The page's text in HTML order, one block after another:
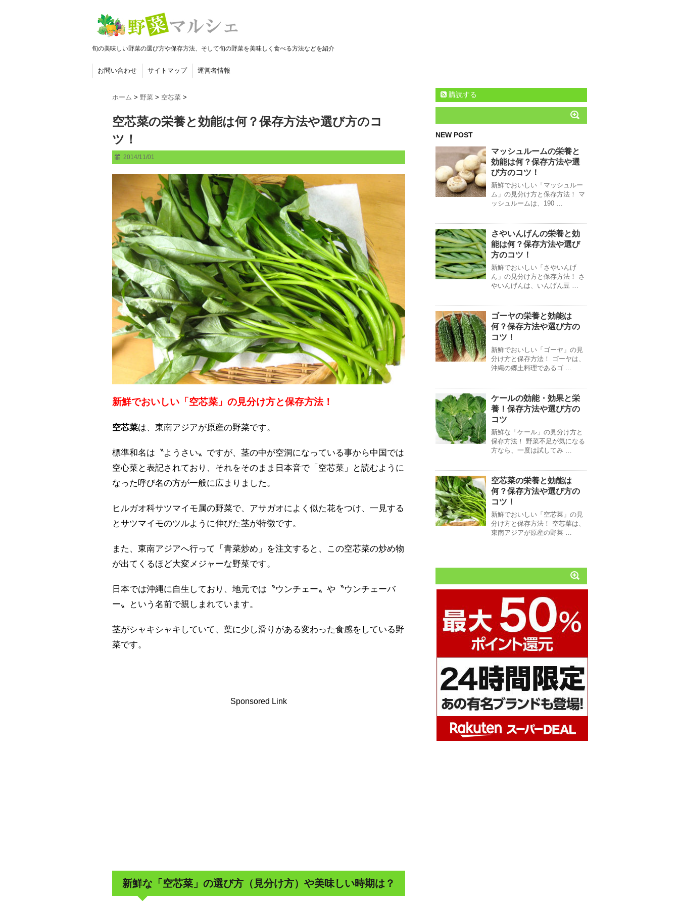
旬の美味しい野菜の選び方や保存方法、そして旬の野菜を美味しく食べる方法などを紹介
お問い合わせ サイトマップ 運営者情報
ホーム > 野菜 > 空芯菜 >
空芯菜の栄養と効能は何？保存方法や選び方のコ
ツ！
2014/11/01
新鮮でおいしい「空芯菜」の見分け方と保存方法！
空芯菜は、東南アジアが原産の野菜です。
標準和名は〝ようさい〟ですが、茎の中が空洞になっている事から中国では
空心菜と表記されており、それをそのまま日本音で「空芯菜」と読むように
なった呼び名の方が一般に広まりました。
ヒルガオ科サツマイモ属の野菜で、アサガオによく似た花をつけ、一見する
とサツマイモのツルように伸びた茎が特徴です。
また、東南アジアへ行って「青菜炒め」を注文すると、この空芯菜の炒め物
が出てくるほど大変メジャーな野菜です。
日本では沖縄に自生しており、地元では〝ウンチェー〟や〝ウンチェーバ
ー〟という名前で親しまれています。
茎がシャキシャキしていて、葉に少し滑りがある変わった食感をしている野
菜です。
Sponsored Link
新鮮な「空芯菜」の選び方（見分け方）や美味しい時期は？
購読する
NEW POST
マッシュルームの栄養と
効能は何？保存方法や選
び方のコツ！
新鮮でおいしい「マッシュルー
ム」の見分け方と保存方法！ マ
ッシュルームは、190 …
さやいんげんの栄養と効
能は何？保存方法や選び
方のコツ！
新鮮でおいしい「さやいんげ
ん」の見分け方と保存方法！ さ
やいんげんは、いんげん豆 …
ゴーヤの栄養と効能は
何？保存方法や選び方の
コツ！
新鮮でおいしい「ゴーヤ」の見
分け方と保存方法！ ゴーヤは、
沖縄の郷土料理であるゴ …
ケールの効能・効果と栄
養！保存方法や選び方の
コツ
新鮮な「ケール」の見分け方と
保存方法！ 野菜不足が気になる
方なら、一度は試してみ …
空芯菜の栄養と効能は
何？保存方法や選び方の
コツ！
新鮮でおいしい「空芯菜」の見
分け方と保存方法！ 空芯菜は、
東南アジアが原産の野菜 …